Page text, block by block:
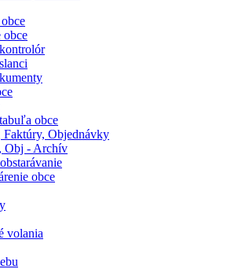
obce
obce
Faktúry, Objednávky
Obj - Archív
obce
volania